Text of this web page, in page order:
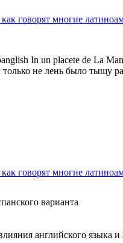
говорят многие
In un placete de La
не лень было тыщу
говорят многие
варианта
английского